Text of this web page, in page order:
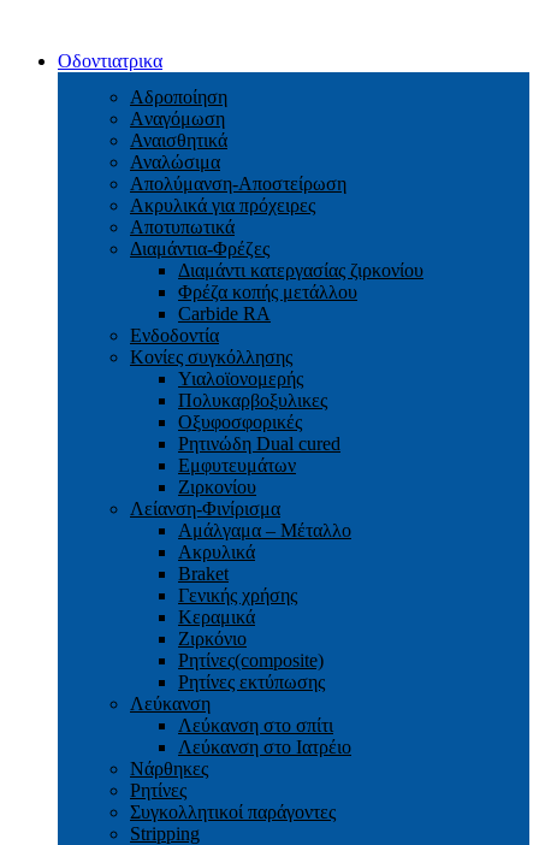
Οδοντιατρικα
Αδροποίηση
Aναγόμωση
Αναισθητικά
Αναλώσιμα
Απολύμανση-Αποστείρωση
Ακρυλικά για πρόχειρες
Αποτυπωτικά
Διαμάντια-Φρέζες
Διαμάντι κατεργασίας ζιρκονίου
Φρέζα κοπής μετάλλου
Carbide RA
Ενδοδοντία
Κονίες συγκόλλησης
Υιαλοϊονομερής
Πολυκαρβοξυλικες
Οξυφοσφορικές
Ρητινώδη Dual cured
Εμφυτευμάτων
Ζιρκονίου
Λείανση-Φινίρισμα
Αμάλγαμα – Μέταλλο
Ακρυλικά
Braket
Γενικής χρήσης
Κεραμικά
Ζιρκόνιο
Ρητίνες(composite)
Ρητίνες εκτύπωσης
Λεύκανση
Λεύκανση στο σπίτι
Λεύκανση στο Ιατρέιο
Νάρθηκες
Ρητίνες
Συγκολλητικοί παράγοντες
Stripping